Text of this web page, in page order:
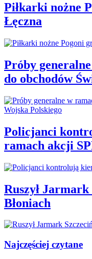
Piłkarki nożne
Łęczna
Próby
do obchodów
Policjanci
ramach akcji
Ruszył Jarmark
Błoniach
Najczęściej czytane